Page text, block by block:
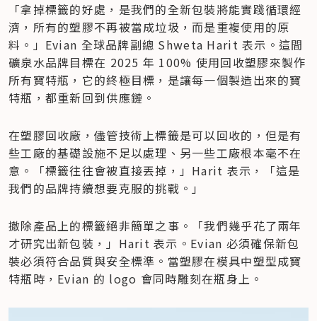
「拿掉標籤的好處，是我們的全新包裝將能實踐循環經
濟，所有的塑膠不再被當成垃圾，而是重複使用的原
料。」Evian 全球品牌副總 Shweta Harit 表示。這間
礦泉水品牌目標在 2025 年 100% 使用回收塑膠來製作
所有寶特瓶，它的終極目標，是讓每一個製造出來的寶
特瓶，都重新回到供應鏈。
在塑膠回收廠，儘管技術上標籤是可以回收的，但是有
些工廠的基礎設施不足以處理、另一些工廠根本毫不在
意。「標籤往往會被直接丟掉，」Harit 表示，「這是
我們的品牌持續想要克服的挑戰。」
撤除產品上的標籤絕非簡單之事。「我們幾乎花了兩年
才研究出新包裝，」Harit 表示。Evian 必須確保新包
裝必須符合品質與安全標準。當塑膠在模具中塑型成寶
特瓶時，Evian 的 logo 會同時雕刻在瓶身上。